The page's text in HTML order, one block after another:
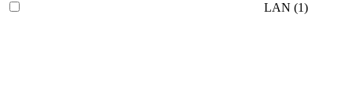
LAN (1)